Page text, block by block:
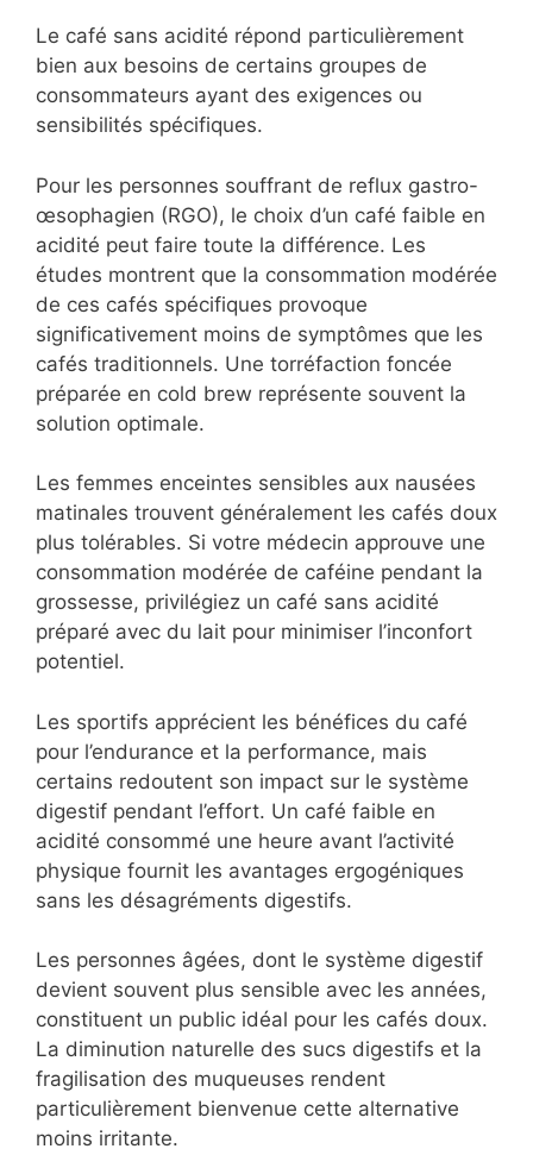
Le café sans acidité répond particulièrement
bien aux besoins de certains groupes de
consommateurs ayant des exigences ou
sensibilités spécifiques.
Pour les personnes souffrant de reflux gastro-
œsophagien (RGO), le choix d’un café faible en
acidité peut faire toute la différence. Les
études montrent que la consommation modérée
de ces cafés spécifiques provoque
significativement moins de symptômes que les
cafés traditionnels. Une torréfaction foncée
préparée en cold brew représente souvent la
solution optimale.
Les femmes enceintes sensibles aux nausées
matinales trouvent généralement les cafés doux
plus tolérables. Si votre médecin approuve une
consommation modérée de caféine pendant la
grossesse, privilégiez un café sans acidité
préparé avec du lait pour minimiser l’inconfort
potentiel.
Les sportifs apprécient les bénéfices du café
pour l’endurance et la performance, mais
certains redoutent son impact sur le système
digestif pendant l’effort. Un café faible en
acidité consommé une heure avant l’activité
physique fournit les avantages ergogéniques
sans les désagréments digestifs.
Les personnes âgées, dont le système digestif
devient souvent plus sensible avec les années,
constituent un public idéal pour les cafés doux.
La diminution naturelle des sucs digestifs et la
fragilisation des muqueuses rendent
particulièrement bienvenue cette alternative
moins irritante.